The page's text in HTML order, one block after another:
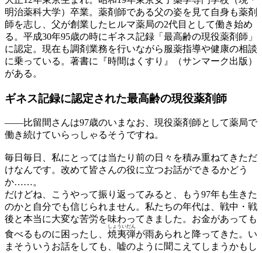
明治薬科大学）卒業。薬剤師である父の姿を見て自身も薬剤
師を志し、父が創業したヒルマ薬局の2代目として働き始め
る。平成30年95歳の時にギネス記録「最高齢の現役薬剤師」
に認定。現在も調剤業務を行いながら服薬指導や健康の相談
に乗っている。著書に『時間はくすり』（サンマーク出版）
がある。
ギネス記録に認定された最高齢の現役薬剤師
——比留間さんは97歳のいまなお、現役薬剤師として薬局で
働き続けていらっしゃるそうですね。
毎日毎日、私にとっては当たり前の日々を積み重ねてきただ
けなんです。改めて皆さんの役に立つお話ができるかどう
か……。
だけどね、こうやって振り返ってみると、もう97年も生きた
のかと自分でも信じられません。私たちの年代は、戦中・戦
後と本当に大変な苦労を味わってきました。お金があっても
食べるものに困ったし、 焼夷弾
しょういだん
が雨あられと降ってきた。い
まそういうお話をしても、嘘のように聞こえてしまうかもし